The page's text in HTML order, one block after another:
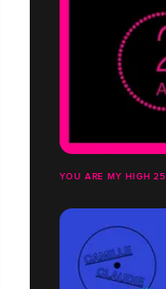
YOU ARE MY HIGH 25